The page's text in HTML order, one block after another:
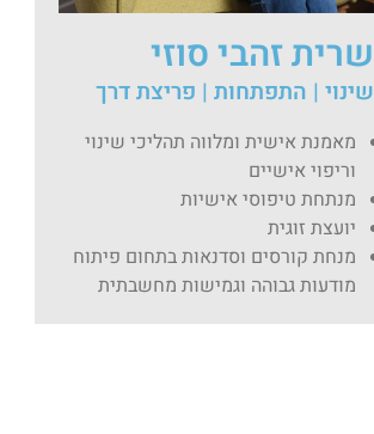
שרית זהבי סוזי
שינוי | התפתחות | פריצת דרך
מאמנת אישית ומלווה תהליכי שינוי
וריפוי אישיים
מנתחת טיפוסי אישיות
יועצת זוגית
מנחת קורסים וסדנאות בתחום פיתוח
מודעות גבוהה וגמישות מחשבתית